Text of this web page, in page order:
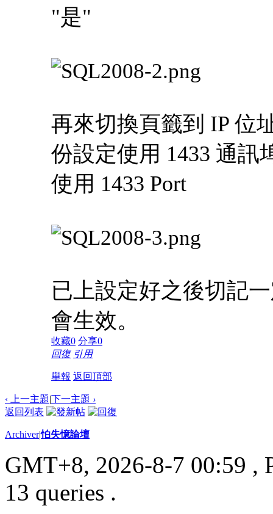
"是"
再來切換頁籤到 IP 位
份設定使用 1433 通訊
使用 1433 Port
已上設定好之後切記
會生效。
收藏0 分享0
回復 引用
舉報 返回頂部
‹ 上一主題|下一主題 ›
返回列表
Archiver|怕失憶論壇
GMT+8, 2026-8-7 00:59 ,
13 queries .